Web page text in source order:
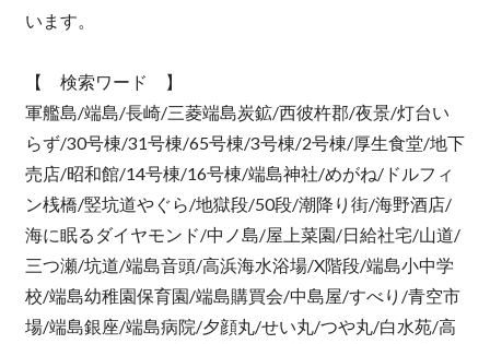
います。
【 検索ワード 】
軍艦島/端島/長崎/三菱端島炭鉱/西彼杵郡/夜景/灯台い
らず/30号棟/31号棟/65号棟/3号棟/2号棟/厚生食堂/地下
売店/昭和館/14号棟/16号棟/端島神社/めがね/ドルフィ
ン桟橋/竪坑道やぐら/地獄段/50段/潮降り街/海野酒店/
海に眠るダイヤモンド/中ノ島/屋上菜園/日給社宅/山道/
三つ瀬/坑道/端島音頭/高浜海水浴場/X階段/端島小中学
校/端島幼稚園保育園/端島購買会/中島屋/すべり/青空市
場/端島銀座/端島病院/夕顔丸/せい丸/つや丸/白水苑/高